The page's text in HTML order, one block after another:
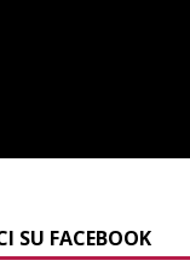
SU FACEBOOK